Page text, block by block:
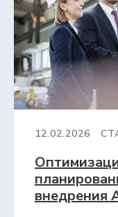
12.02.2026
внедрения